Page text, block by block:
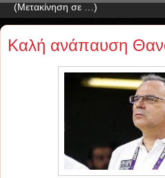
Καλή ανάπαυση